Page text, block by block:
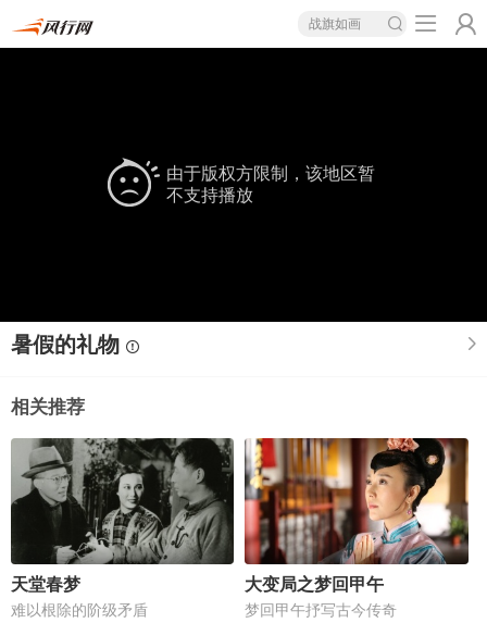
战旗如画
由于版权方限制，该地区暂
不支持播放
暑假的礼物
相关推荐
天堂春梦
难以根除的阶级矛盾
大变局之梦回甲午
梦回甲午抒写古今传奇